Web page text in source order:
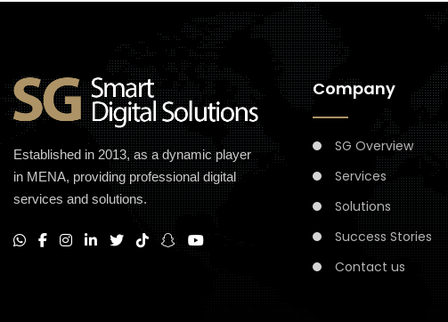
Established in 2013, as a dynamic player
in MENA, providing professional digital
services and solutions.
Company
SG Overview
Services
Solutions
Success Stories
Contact us